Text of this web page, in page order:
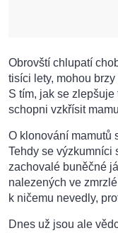
Obrovští chlupatí
tisíci lety, mohou
S tím, jak se
schopni vzkřísit
O klonování mamutů
Tehdy se výzkumníci
zachovalé buněčné
nalezených ve
k ničemu nevedly,
Dnes už jsou ale